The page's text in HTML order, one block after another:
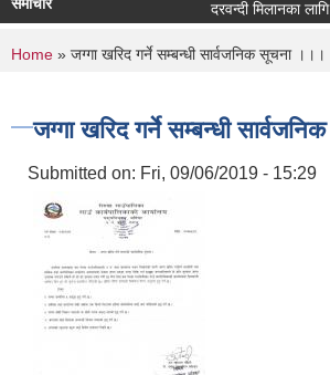
समाचार दरवन्दी मिलानका
You are here
Home » जग्गा खरिद गर्ने सम्बन्धी सार्वजनिक सूचना ।।।
जग्गा खरिद गर्ने सम्बन्धी
Submitted on: Fri, 09/06/2019 - 15:29